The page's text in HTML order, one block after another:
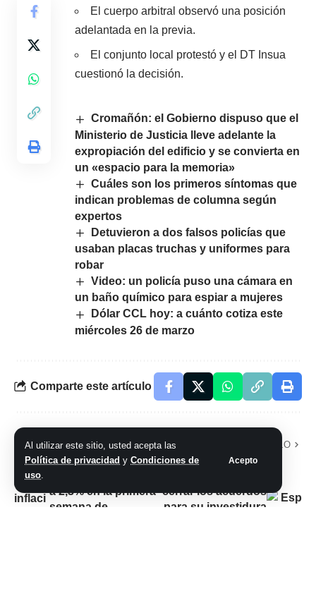
Al utilizar este sitio, usted acepta las
Política de privacidad y Condiciones de
uso.
Acepto
El cuerpo arbitral observó una posición
adelantada en la previa.
El conjunto local protestó y el DT Insua
cuestionó la decisión.
Cromañón: el Gobierno dispuso que el
Ministerio de Justicia lleve adelante la
expropiación del edificio y se convierta en
un «espacio para la memoria»
Cuáles son los primeros síntomas que
indican problemas de columna según
expertos
Detuvieron a dos falsos policías que
usaban placas truchas y uniformes para
robar
Video: un policía puso una cámara en
un baño químico para espiar a mujeres
Dólar CCL hoy: a cuánto cotiza este
miércoles 26 de marzo
Comparte este artículo
ARTÍCULO PREVIO
La inflación de
a 2,3% en la primera
semana de
SIGUIENTE ARTÍCULO
España: Pedro
cerrar los acuerdos
para su investidura